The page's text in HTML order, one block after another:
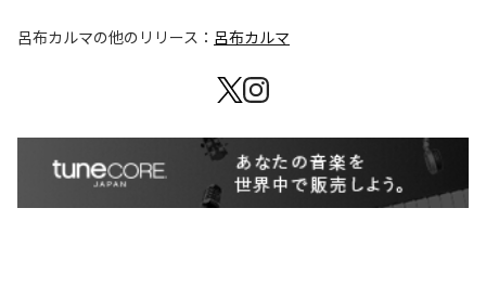
呂布カルマの他のリリース： 呂布カルマ